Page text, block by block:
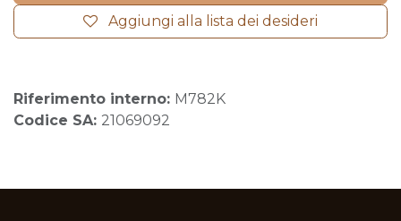
Aggiungi alla lista dei desideri
Riferimento interno: M782K
Codice SA: 21069092